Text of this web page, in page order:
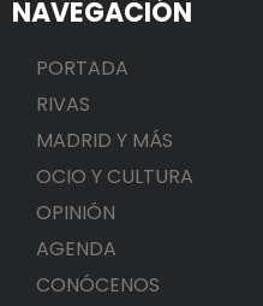
NAVEGACIÓN
PORTADA
RIVAS
MADRID Y MÁS
OCIO Y CULTURA
OPINIÓN
AGENDA
CONÓCENOS